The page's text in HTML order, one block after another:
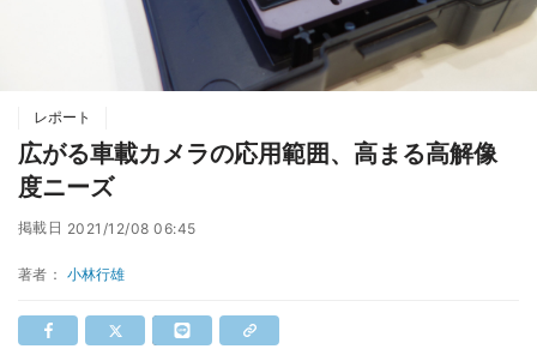
レポート
広がる車載カメラの応用範囲、高まる高解像
度ニーズ
掲載日 2021/12/08 06:45
著者： 小林行雄